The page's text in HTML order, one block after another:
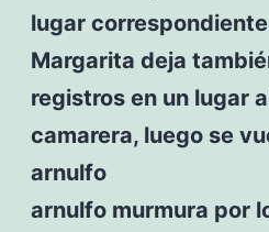
lugar correspondiente
Margarita deja
registros en un lugar
camarera, luego se
arnulfo
arnulfo murmura por